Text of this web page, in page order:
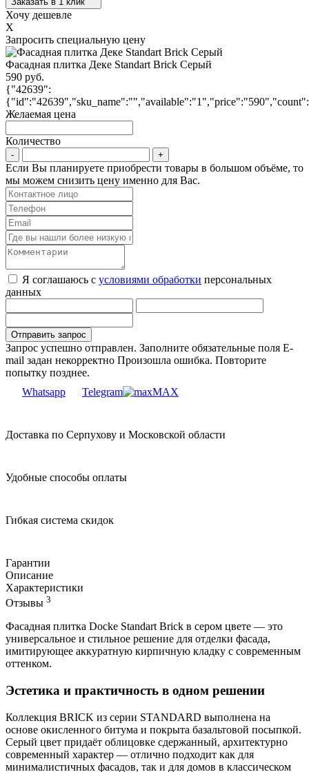
Хочу дешевле
X
Запросить специальную цену
Фасадная плитка Деке Standart Brick Серый
590 руб.
{"42639":
Желаемая цена
Количество
Если Вы планируете приобрести товары в большом объёме, то
мы можем снизить цену именно для Вас.
Я соглашаюсь с условиями обработки персональных
данных
Запрос успешно отправлен. Заполните обязательные поля E-
mail задан некорректно Произошла ошибка. Повторите
попытку позднее.
Whatsapp
Telegram MAX
Доставка по Серпухову и Московской области
Удобные способы оплаты
Гибкая система скидок
Гарантии
Описание
Характеристики
Отзывы 3
Фасадная плитка Docke Standart Brick в сером цвете — это
универсальное и стильное решение для отделки фасада,
имитирующее аккуратную кирпичную кладку с современным
оттенком.
Эстетика и практичность в одном решении
Коллекция BRICK из серии STANDARD выполнена на
основе окисленного битума и покрыта базальтовой посыпкой.
Серый цвет придаёт облицовке сдержанный, архитектурно
современный характер — отлично подходит как для
минималистичных фасадов, так и для домов в классическом